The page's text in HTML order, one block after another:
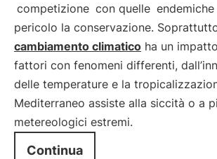
competizione con quelle endemiche
pericolo la conservazione.
cambiamento climatico ha un
fattori con fenomeni differenti,
delle temperature e la
Mediterraneo assiste alla siccità o a
metereologici estremi.
Continua